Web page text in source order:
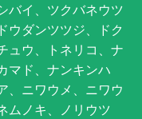
バイ、ツクバネウツ
ウダンツツジ、ドク
ュウ、トネリコ、ナ
マド、ナンキンハ
、ニワウメ、ニワウ
ムノキ、ノリウツ